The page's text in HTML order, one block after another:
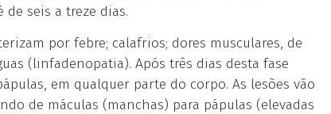
de seis a treze dias.
por febre; calafrios; dores musculares, de
(linfadenopatia). Após três dias desta fase
em qualquer parte do corpo. As lesões vão
de máculas (manchas) para pápulas (elevadas